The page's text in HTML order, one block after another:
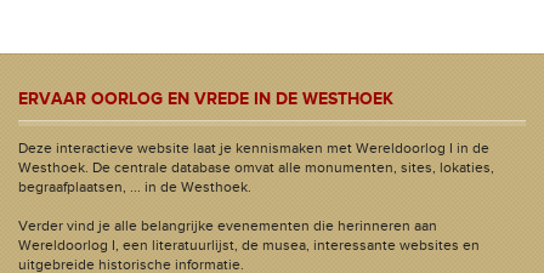
ERVAAR OORLOG EN VREDE IN DE WESTHOEK
Deze interactieve website laat je kennismaken met Wereldoorlog I in de
Westhoek. De centrale database omvat alle monumenten, sites, lokaties,
begraafplaatsen, ... in de Westhoek.
Verder vind je alle belangrijke evenementen die herinneren aan
Wereldoorlog I, een literatuurlijst, de musea, interessante websites en
uitgebreide historische informatie.